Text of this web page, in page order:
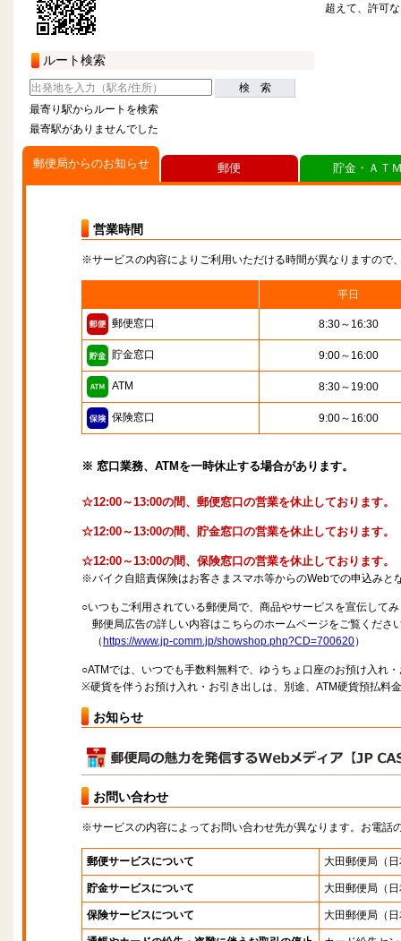
ルート検索
検 索
最寄り駅からルートを検索
最寄駅がありませんでした
超えて、許可
郵便局からのお知らせ
営業時間
※サービスの内容によりご利用いただける時間が異なりますので
平日
郵便窓口 8:30～16:30
貯金窓口 9:00～16:00
ATM 8:30～19:00
保険窓口 9:00～16:00
※ 窓口業務、ATMを一時休止する場合があります。
☆12:00～13:00の間、郵便窓口の営業を休止しております。
☆12:00～13:00の間、貯金窓口の営業を休止しております。
☆12:00～13:00の間、保険窓口の営業を休止しております。
※バイク自賠責保険はお客さまスマホ等からのWebでの申込みと
○いつもご利用されている郵便局で、商品やサービスを宣伝して
郵便局広告の詳しい内容はこちらのホームページをご覧くださ
（ https://www.jp-comm.jp/showshop.php?CD=700620）
○ATMでは、いつでも手数料無料で、ゆうちょ口座のお預け入れ
※硬貨を伴うお預け入れ・お引き出しは、別途、ATM硬貨預払料
お知らせ
お問い合わせ
※サービスの内容によってお問い合わせ先が異なります。お電話
郵便サービスについて 大田郵便局 （
貯金サービスについて 大田郵便局 （
保険サービスについて 大田郵便局 （
郵便 貯金・ＡＴ